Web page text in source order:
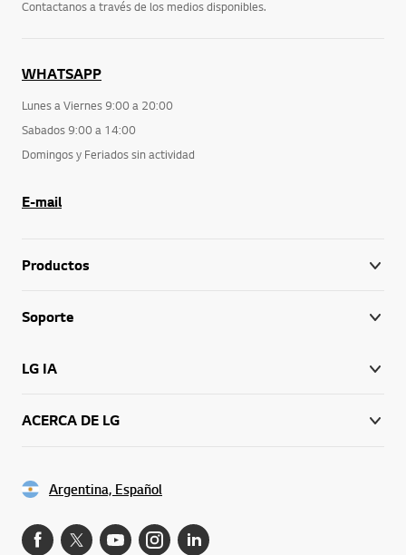
Contactanos a través de los medios disponibles.
WHATSAPP
Lunes a Viernes 9:00 a 20:00
Sabados 9:00 a 14:00
Domingos y Feriados sin actividad
E-mail
Productos
Soporte
LG IA
ACERCA DE LG
Argentina, Español